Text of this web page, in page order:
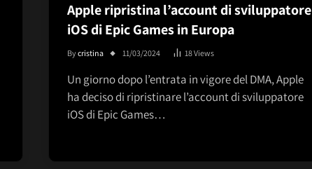
Apple ripristina l’account di sviluppatore
iOS di Epic Games in Europa
Bycristina 11/03/2024 18Views
Un giorno dopo l’entrata in vigore del DMA, Apple
ha deciso di ripristinare l’account di sviluppatore
iOS di Epic Games…